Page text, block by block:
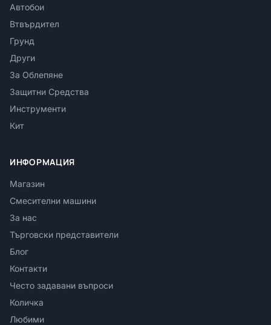
Автобои
Втвърдител
Грунд
Други
За Облепяне
Защитни Средства
Инструменти
Кит
ИНФОРМАЦИЯ
Магазин
Смесителни машини
За нас
Търговски представители
Блог
Контакти
Често задавани въпроси
Количка
Любими